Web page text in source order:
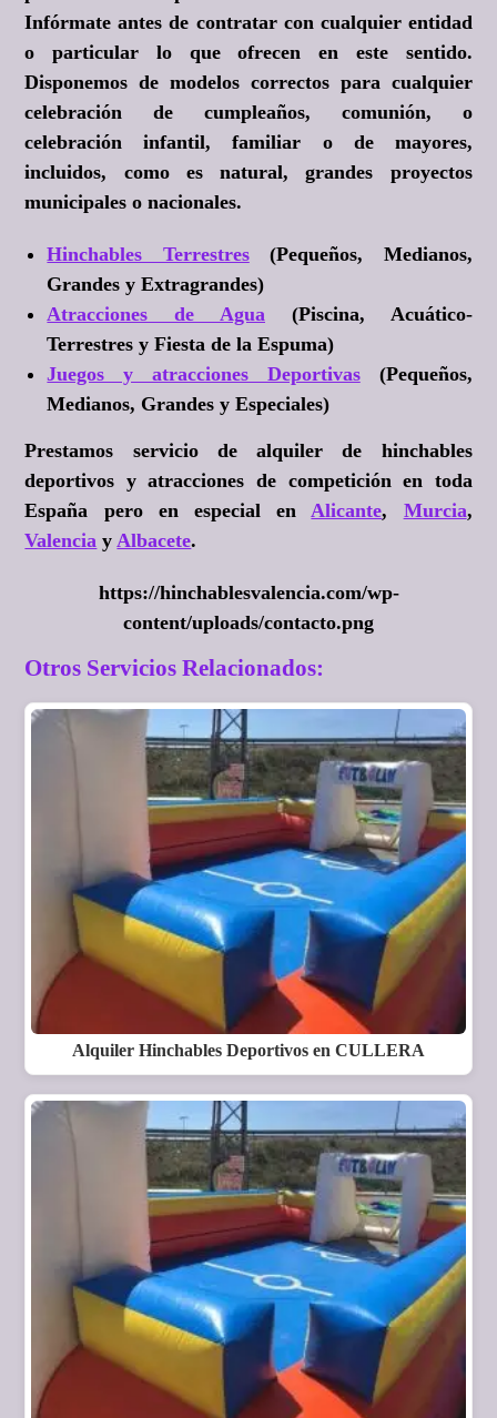
Infórmate antes de contratar con cualquier entidad
o particular lo que ofrecen en este sentido.
Disponemos de modelos correctos para cualquier
celebración de cumpleaños, comunión, o
celebración infantil, familiar o de mayores,
incluidos, como es natural, grandes proyectos
municipales o nacionales.
Hinchables Terrestres(Pequeños, Medianos,
Grandes y Extragrandes)
Atracciones de Agua (Piscina, Acuático-
Terrestres y Fiesta de la Espuma)
Juegos y atracciones Deportivas(Pequeños,
Medianos, Grandes y Especiales)
Prestamos servicio de alquiler de hinchables
deportivos y atracciones de competición en toda
España pero en especial enAlicante, Murcia,
Valencia yAlbacete.
https://hinchablesvalencia.com/wp-
content/uploads/contacto.png
Otros Servicios Relacionados:
Alquiler Hinchables Deportivos en CULLERA